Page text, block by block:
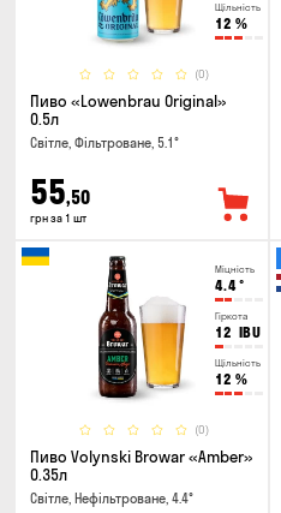
Щільність
12 %
(0)
Пиво «Lowenbrau Original»
0.5л
Світле, Фільтроване, 5.1°
55,50
грн за 1 шт
Міцність
4.4°
Гіркота
12 IBU
Щільність
12 %
(0)
Пиво Volynski Browar «Amber»
0.35л
Світле, Нефільтроване, 4.4°